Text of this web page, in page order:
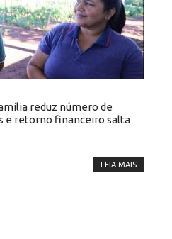
reduz número de
e retorno financeiro salta
LEIA MAIS